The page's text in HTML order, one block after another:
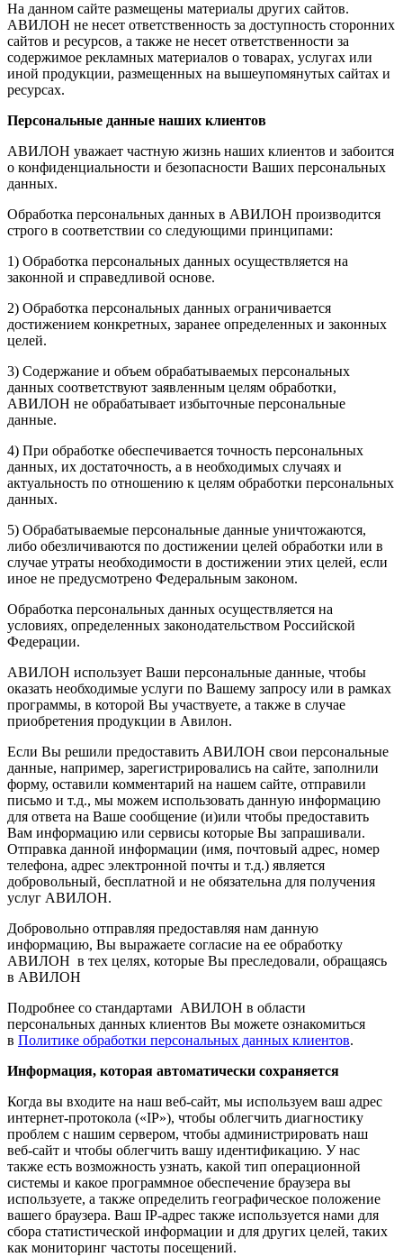
На данном сайте размещены материалы других сайтов.
АВИЛОН не несет ответственность за доступность сторонних
сайтов и ресурсов, а также не несет ответственности за
содержимое рекламных материалов о товарах, услугах или
иной продукции, размещенных на вышеупомянутых сайтах и
ресурсах.
Персональные данные наших клиентов
АВИЛОН уважает частную жизнь наших клиентов и забоится
о конфиденциальности и безопасности Ваших персональных
данных.
Обработка персональных данных в АВИЛОН производится
строго в соответствии со следующими принципами:
1) Обработка персональных данных осуществляется на
законной и справедливой основе.
2) Обработка персональных данных ограничивается
достижением конкретных, заранее определенных и законных
целей.
3) Содержание и объем обрабатываемых персональных
данных соответствуют заявленным целям обработки,
АВИЛОН не обрабатывает избыточные персональные
данные.
4) При обработке обеспечивается точность персональных
данных, их достаточность, а в необходимых случаях и
актуальность по отношению к целям обработки персональных
данных.
5) Обрабатываемые персональные данные уничтожаются,
либо обезличиваются по достижении целей обработки или в
случае утраты необходимости в достижении этих целей, если
иное не предусмотрено Федеральным законом.
Обработка персональных данных осуществляется на
условиях, определенных законодательством Российской
Федерации.
АВИЛОН использует Ваши персональные данные, чтобы
оказать необходимые услуги по Вашему запросу или в рамках
программы, в которой Вы участвуете, а также в случае
приобретения продукции в Авилон.
Если Вы решили предоставить АВИЛОН свои персональные
данные, например, зарегистрировались на сайте, заполнили
форму, оставили комментарий на нашем сайте, отправили
письмо и т.д., мы можем использовать данную информацию
для ответа на Ваше сообщение (и)или чтобы предоставить
Вам информацию или сервисы которые Вы запрашивали.
Отправка данной информации (имя, почтовый адрес, номер
телефона, адрес электронной почты и т.д.) является
добровольный, бесплатной и не обязательна для получения
услуг АВИЛОН.
Добровольно отправляя предоставляя нам данную
информацию, Вы выражаете согласие на ее обработку
АВИЛОН в тех целях, которые Вы преследовали, обращаясь
в АВИЛОН
Подробнее со стандартами АВИЛОН в области
персональных данных клиентов Вы можете ознакомиться
в Политике обработки персональных данных клиентов.
Информация, которая автоматически сохраняется
Когда вы входите на наш веб-сайт, мы используем ваш адрес
интернет-протокола («IP»), чтобы облегчить диагностику
проблем с нашим сервером, чтобы администрировать наш
веб-сайт и чтобы облегчить вашу идентификацию. У нас
также есть возможность узнать, какой тип операционной
системы и какое программное обеспечение браузера вы
используете, а также определить географическое положение
вашего браузера. Ваш IP-адрес также используется нами для
сбора статистической информации и для других целей, таких
как мониторинг частоты посещений.